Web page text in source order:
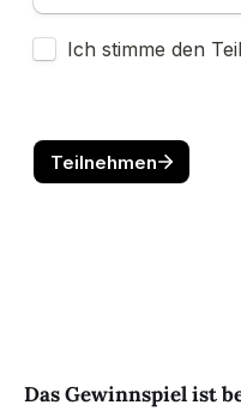
Das Gewinnspiel ist